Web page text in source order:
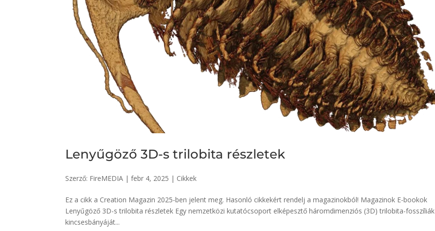
Lenyűgöző 3D-s trilobita részletek
Szerző: FireMEDIA |febr 4, 2025 | Cikkek
Ez a cikk a Creation Magazin 2025-ben jelent meg. Hasonló cikkekért rendelj a magazinokból! Magazinok E-bookok
Lenyűgöző 3D-s trilobita részletek Egy nemzetközi kutatócsoport elképesztő háromdimenziós (3D) trilobita-fosszíliák
kincsesbányáját...